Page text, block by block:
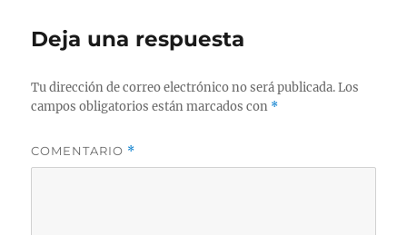
Deja una respuesta
Tu dirección de correo electrónico no será publicada. Los
campos obligatorios están marcados con *
COMENTARIO *